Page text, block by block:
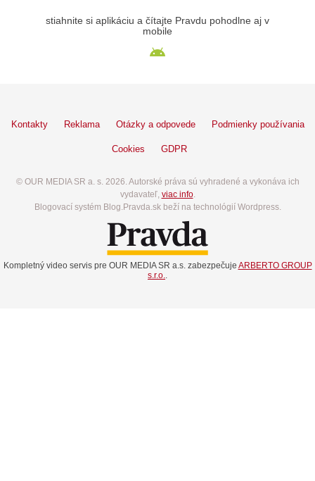
stiahnite si aplikáciu a čítajte Pravdu pohodlne aj v
mobile
Kontakty Reklama Otázky a odpovede Podmienky používania
Cookies GDPR
© OUR MEDIA SR a. s. 2026. Autorské práva sú vyhradené a vykonáva ich
vydavateľ, viac info.
Blogovací systém Blog.Pravda.sk beží na technológií Wordpress.
Kompletný video servis pre OUR MEDIA SR a.s. zabezpečuje ARBERTO GROUP
s.r.o..